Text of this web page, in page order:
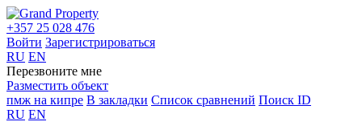
+357 25 028 476
Войти Зарегистрироваться
RU EN
Перезвоните мне
Разместить объект
пмж на кипре В закладки Список сравнений Поиск ID
RU EN